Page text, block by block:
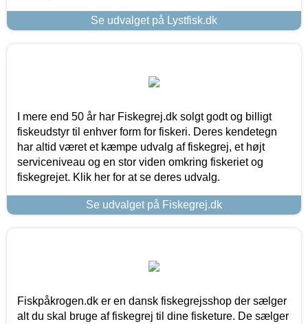
Se udvalget på Lystfisk.dk
I mere end 50 år har Fiskegrej.dk solgt godt og billigt
fiskeudstyr til enhver form for fiskeri. Deres kendetegn
har altid været et kæmpe udvalg af fiskegrej, et højt
serviceniveau og en stor viden omkring fiskeriet og
fiskegrejet. Klik her for at se deres udvalg.
Se udvalget på Fiskegrej.dk
Fiskpåkrogen.dk er en dansk fiskegrejsshop der sælger
alt du skal bruge af fiskegrej til dine fisketure. De sælger